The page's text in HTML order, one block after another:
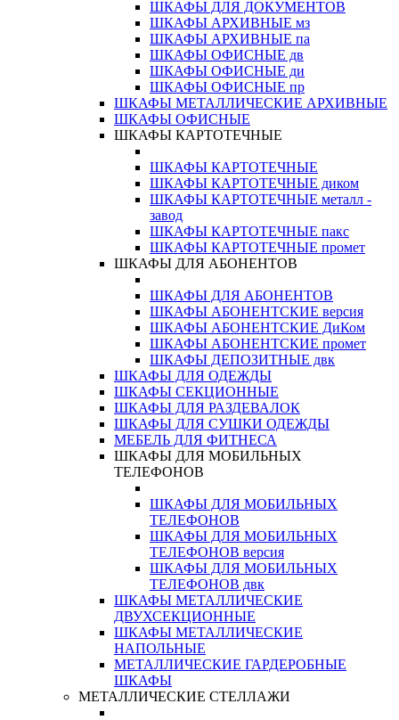
ШКАФЫ ДЛЯ ДОКУМЕНТОВ
ШКАФЫ АРХИВНЫЕ мз
ШКАФЫ АРХИВНЫЕ па
ШКАФЫ ОФИСНЫЕ дв
ШКАФЫ ОФИСНЫЕ ди
ШКАФЫ ОФИСНЫЕ пр
ШКАФЫ МЕТАЛЛИЧЕСКИЕ АРХИВНЫЕ
ШКАФЫ ОФИСНЫЕ
ШКАФЫ КАРТОТЕЧНЫЕ
ШКАФЫ КАРТОТЕЧНЫЕ
ШКАФЫ КАРТОТЕЧНЫЕ диком
ШКАФЫ КАРТОТЕЧНЫЕ металл -
завод
ШКАФЫ КАРТОТЕЧНЫЕ пакс
ШКАФЫ КАРТОТЕЧНЫЕ промет
ШКАФЫ ДЛЯ АБОНЕНТОВ
ШКАФЫ ДЛЯ АБОНЕНТОВ
ШКАФЫ АБОНЕНТСКИЕ версия
ШКАФЫ АБОНЕНТСКИЕ ДиКом
ШКАФЫ АБОНЕНТСКИЕ промет
ШКАФЫ ДЕПОЗИТНЫЕ двк
ШКАФЫ ДЛЯ ОДЕЖДЫ
ШКАФЫ СЕКЦИОННЫЕ
ШКАФЫ ДЛЯ РАЗДЕВАЛОК
ШКАФЫ ДЛЯ СУШКИ ОДЕЖДЫ
МЕБЕЛЬ ДЛЯ ФИТНЕСА
ШКАФЫ ДЛЯ МОБИЛЬНЫХ
ТЕЛЕФОНОВ
ШКАФЫ ДЛЯ МОБИЛЬНЫХ
ТЕЛЕФОНОВ
ШКАФЫ ДЛЯ МОБИЛЬНЫХ
ТЕЛЕФОНОВ версия
ШКАФЫ ДЛЯ МОБИЛЬНЫХ
ТЕЛЕФОНОВ двк
ШКАФЫ МЕТАЛЛИЧЕСКИЕ
ДВУХСЕКЦИОННЫЕ
ШКАФЫ МЕТАЛЛИЧЕСКИЕ
НАПОЛЬНЫЕ
МЕТАЛЛИЧЕСКИЕ ГАРДЕРОБНЫЕ
ШКАФЫ
МЕТАЛЛИЧЕСКИЕ СТЕЛЛАЖИ